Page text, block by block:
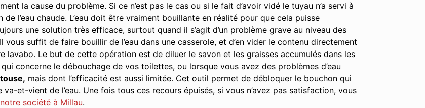
la cause du problème. Si ce n’est pas le cas ou si le fait d’avoir vidé le tuyau n’a servi à
l’eau chaude. L’eau doit être vraiment bouillante en réalité pour que cela puisse
une solution très efficace, surtout quand il s’agit d’un problème grave au niveau des
suffit de faire bouillir de l’eau dans une casserole, et d’en vider le contenu directement
lavabo. Le but de cette opération est de diluer le savon et les graisses accumulés dans les
concerne le débouchage de vos toilettes, ou lorsque vous avez des problèmes d’eau
mais dont l’efficacité est aussi limitée. Cet outil permet de débloquer le bouchon qui
et-vient de l’eau. Une fois tous ces recours épuisés, si vous n’avez pas satisfaction, vous
société à Millau.